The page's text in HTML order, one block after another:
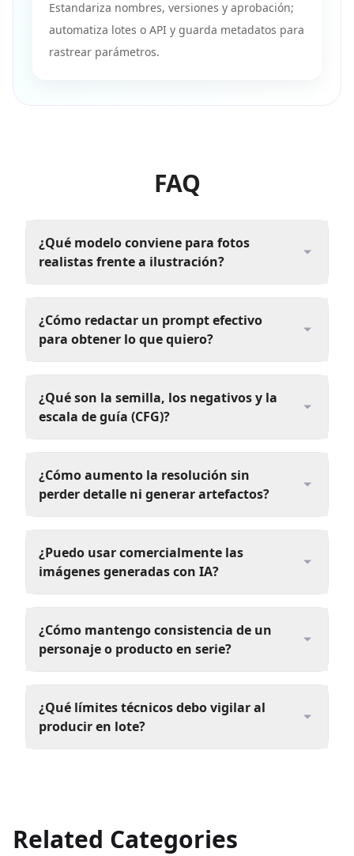
Estandariza nombres, versiones y aprobación;
automatiza lotes o API y guarda metadatos para
rastrear parámetros.
FAQ
¿Qué modelo conviene para fotos
realistas frente a ilustración?
¿Cómo redactar un prompt efectivo
para obtener lo que quiero?
¿Qué son la semilla, los negativos y la
escala de guía (CFG)?
¿Cómo aumento la resolución sin
perder detalle ni generar artefactos?
¿Puedo usar comercialmente las
imágenes generadas con IA?
¿Cómo mantengo consistencia de un
personaje o producto en serie?
¿Qué límites técnicos debo vigilar al
producir en lote?
Related Categories